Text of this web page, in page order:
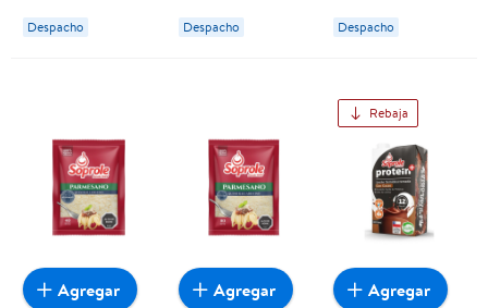
Despacho Despacho Despacho
Agregar Agregar
Rebaja
Agregar